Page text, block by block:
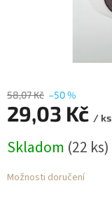
58,07 Kč –50 %
29,03 Kč / ks
cena:
Skladom (22 ks)
Možnosti doručení